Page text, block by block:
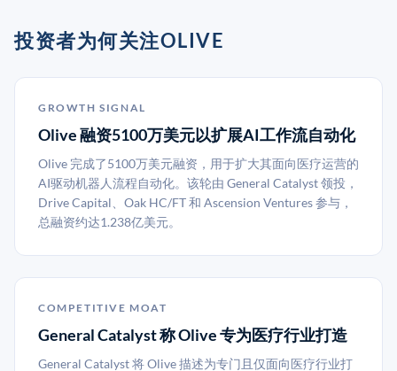
投资者为何关注OLIVE
GROWTH SIGNAL
Olive 融资5100万美元以扩展AI工作流自动化
Olive 完成了5100万美元融资，用于扩大其面向医疗运营的
AI驱动机器人流程自动化。该轮由 General Catalyst 领投，
Drive Capital、Oak HC/FT 和 Ascension Ventures 参与，
总融资约达1.238亿美元。
COMPETITIVE MOAT
General Catalyst 称 Olive 专为医疗行业打造
General Catalyst 将 Olive 描述为专门且仅面向医疗行业打